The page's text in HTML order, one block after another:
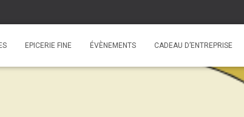
EPICERIE FINE ÉVÈNEMENTS CADEAU D’ENTREPRISE